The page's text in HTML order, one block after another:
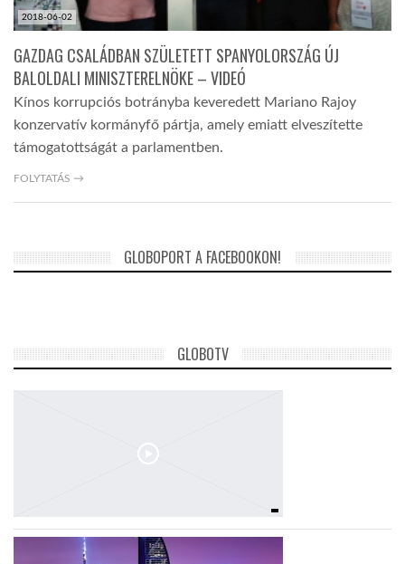
A NAP SZÉPE
LINKTR.EE
GLOBOZSARU
DOBRAVERO.HU
LATIMO.HU
2018-06-02
GAZDAG CSALÁDBAN SZÜLETETT SPANYOLORSZÁG ÚJ
BALOLDALI MINISZTERELNÖKE – VIDEÓ
Kínos korrupciós botrányba keveredett Mariano Rajoy
konzervatív kormányfő pártja, amely emiatt elveszítette
támogatottságát a parlamentben.
FOLYTATÁS →
GLOBOPORT A FACEBOOKON!
GLOBOTV